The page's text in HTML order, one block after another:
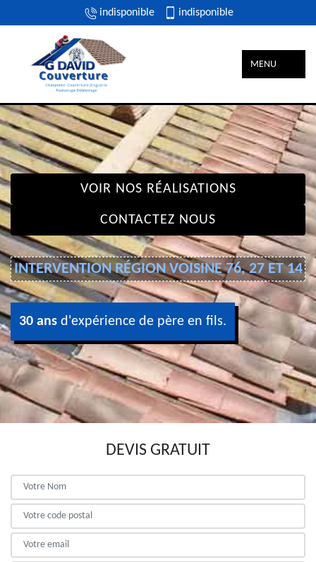
indisponible indisponible
MENU
VOIR NOS RÉALISATIONS
CONTACTEZ NOUS
INTERVENTION RÉGION VOISINE 76, 27 ET 14
30 ans d'expérience de père en fils.
DEVIS GRATUIT